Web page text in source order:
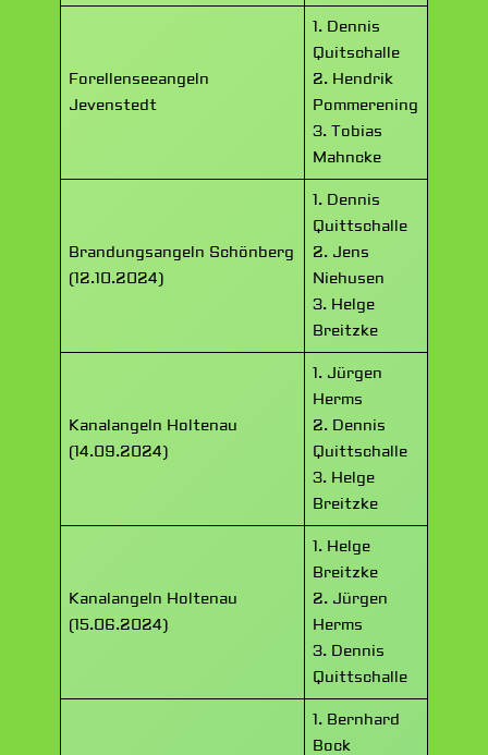
Forellenseeangeln
Jevenstedt
1. Dennis
Quitschalle
2. Hendrik
Pommerening
3. Tobias
Mahncke
Brandungsangeln Schönberg
(12.10.2024)
1. Dennis
Quittschalle
2. Jens
Niehusen
3. Helge
Breitzke
Kanalangeln Holtenau
(14.09.2024)
1. Jürgen
Herms
2. Dennis
Quittschalle
3. Helge
Breitzke
Kanalangeln Holtenau
(15.06.2024)
1. Helge
Breitzke
2. Jürgen
Herms
3. Dennis
Quittschalle
1. Bernhard
Bock